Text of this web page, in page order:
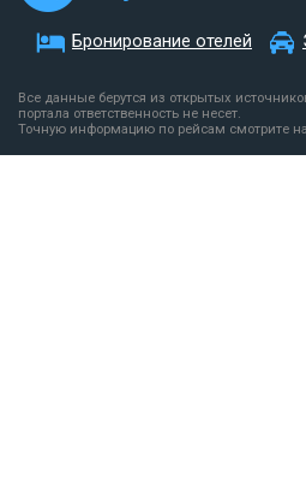
Бронирование отелей
Все данные берутся из открытых
портала ответственность не несет.
Точную информацию по рейсам смотрите